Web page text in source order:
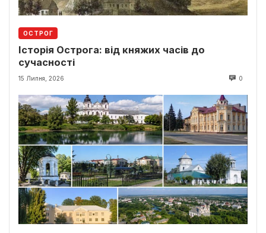
ОСТРОГ
Історія Острога: від княжих часів до
сучасності
15 Липня, 2026 0